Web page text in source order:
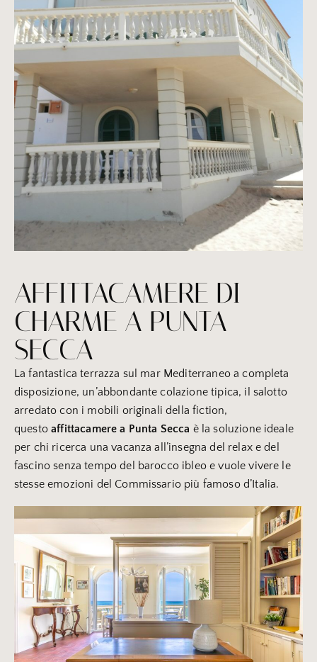
AFFITTACAMERE DI
CHARME A PUNTA
SECCA
La fantastica terrazza sul mar Mediterraneo a completa
disposizione, un’abbondante colazione tipica, il salotto
arredato con i mobili originali della fiction,
questoaffittacamere a Punta Secca è la soluzione ideale
per chi ricerca una vacanza all’insegna del relax e del
fascino senza tempo del barocco ibleo e vuole vivere le
stesse emozioni del Commissario più famoso d’Italia.